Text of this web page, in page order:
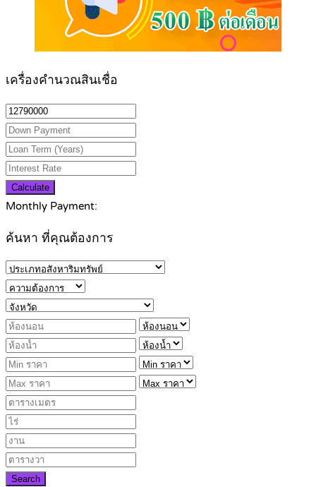
เครื่องคำนวณสินเชื่อ
Calculate
Monthly Payment:
ค้นหา ที่คุณต้องการ
Search